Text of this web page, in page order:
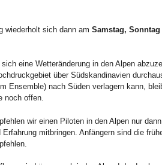
wiederholt sich dann am Samstag, Sonntag
eine Wetteränderung in den Alpen
über Südskandinavien
Ensemble) nach Süden verlagern kann,
noch offen.
wir einen Piloten in den Alpen nur
mitbringen. Anfängern sind die